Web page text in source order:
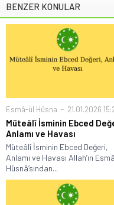
BENZER KONULAR
Esmâ-ül Hüsna 21.01.2026
Müteâlî İsminin Ebced
Anlamı ve Havası
Müteâlî İsminin Ebced Değeri,
Anlamı ve Havası Allah’ın
Hüsnâ’sından...